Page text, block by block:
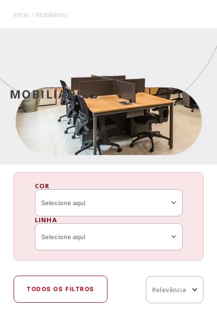
Início / Mobiliários
MOBILIARIOS
COR
Selecione aqui
LINHA
Selecione aqui
Relevância